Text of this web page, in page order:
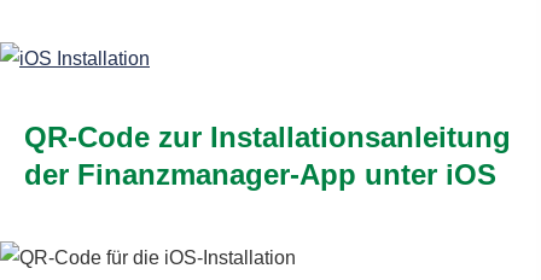
QR-Code zur Installationsanleitung
der Finanzmanager-App unter iOS